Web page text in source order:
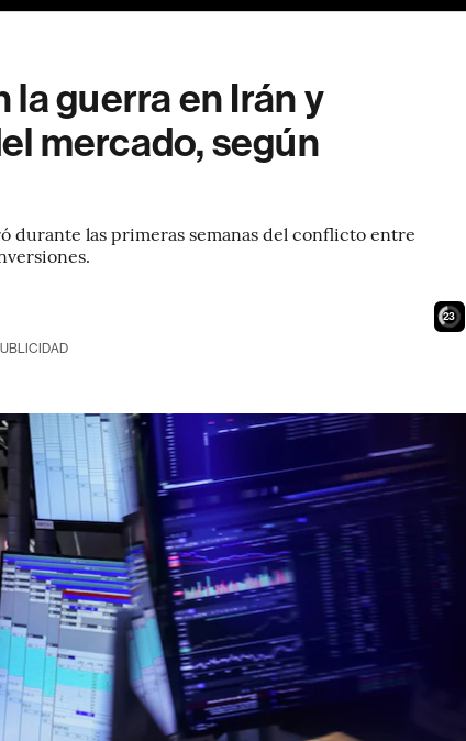
guerra en Irán y
mercado, según
durante las primeras semanas del conflicto entre
21